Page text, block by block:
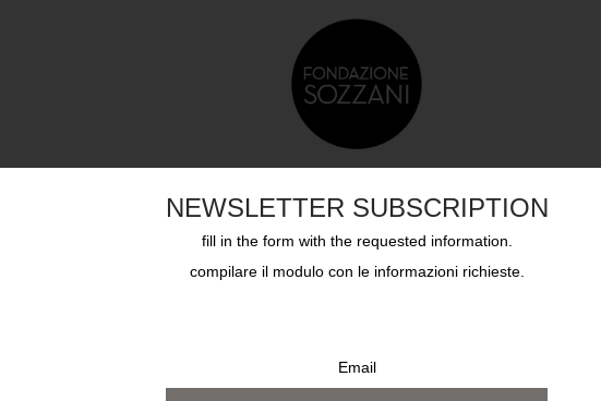
NEWSLETTER SUBSCRIPTION
fill in the form with the requested information.
compilare il modulo con le informazioni richieste.
Email